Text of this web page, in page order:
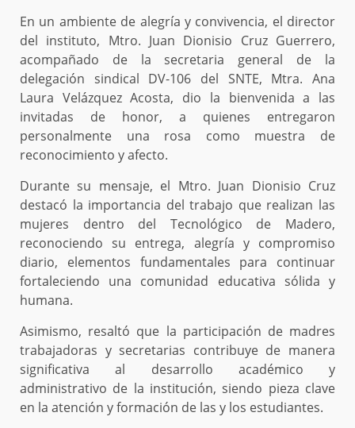
En un ambiente de alegría y convivencia, el director
del instituto, Mtro. Juan Dionisio Cruz Guerrero,
acompañado de la secretaria general de la
delegación sindical DV-106 del SNTE, Mtra. Ana
Laura Velázquez Acosta, dio la bienvenida a las
invitadas de honor, a quienes entregaron
personalmente una rosa como muestra de
reconocimiento y afecto.
Durante su mensaje, el Mtro. Juan Dionisio Cruz
destacó la importancia del trabajo que realizan las
mujeres dentro del Tecnológico de Madero,
reconociendo su entrega, alegría y compromiso
diario, elementos fundamentales para continuar
fortaleciendo una comunidad educativa sólida y
humana.
Asimismo, resaltó que la participación de madres
trabajadoras y secretarias contribuye de manera
significativa al desarrollo académico y
administrativo de la institución, siendo pieza clave
en la atención y formación de las y los estudiantes.